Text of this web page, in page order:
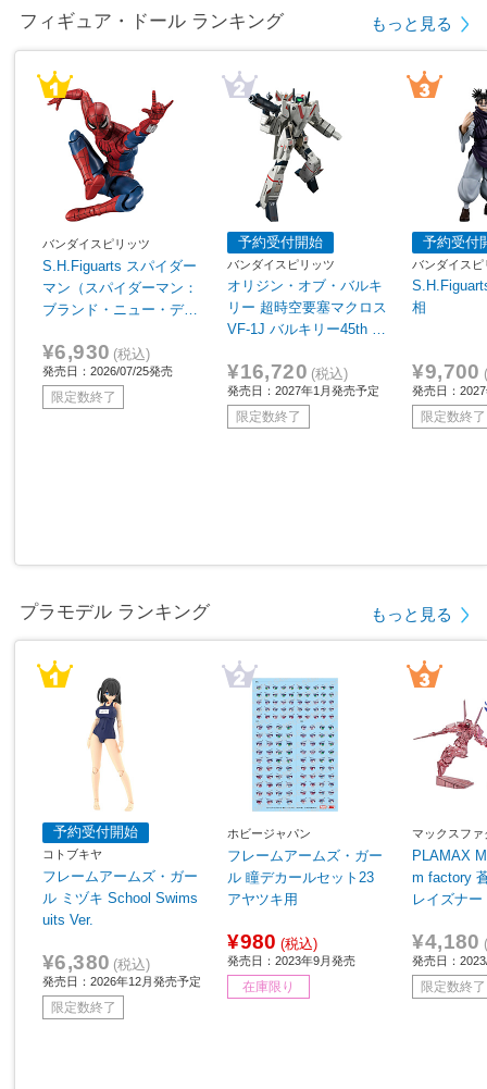
フィギュア・ドール ランキング もっと見る
バンダイスピリッツ
S.H.Figuarts スパイダー
マン（スパイダーマン：
ブランド・ニュー・デ
¥6,930 (税込)
発売日：2026/07/25発売
限定数終了
予約受付開始
バンダイスピリッツ
オリジン・オブ・バルキ
リー 超時空要塞マクロス
VF-1J バルキリー45th A
¥16,720 (税込)
発売日：2027年1月発売予定
限定数終了
予約受付
バンダイスピ
相
¥9,700
発売日：
限定数終了
プラモデル ランキング もっと見る
予約受付開始
コトブキヤ
フレームアームズ・ガー
ル ミヅキ School Swims
uits Ver.
¥6,380 (税込)
発売日：2026年12月発売予定
限定数終了
ホビージャパン
フレームアームズ・ガー
ル 瞳デカールセット23
アヤツキ用
¥980 (税込)
発売日：2023年9月発売
在庫限り
マックスフ
PLAMAX
m factory
レイズナ
er.
¥4,180
発売日：
限定数終了